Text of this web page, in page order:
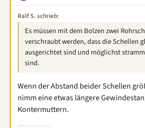
Ralf S. schrieb:
Es müssen mit dem Bolzen zwei
verschraubt werden, dass die Schellen
ausgerichtet sind und möglichst
sind.
Wenn der Abstand beider Schellen
nimm eine etwas längere
Kontermuttern.